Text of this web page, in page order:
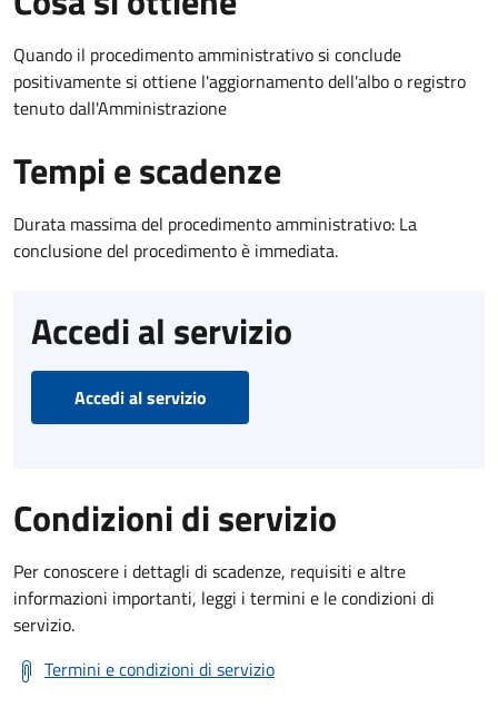
Quando il procedimento amministrativo si conclude
positivamente si ottiene l'aggiornamento dell'albo o registro
tenuto dall'Amministrazione
Tempi e scadenze
Durata massima del procedimento amministrativo: La
conclusione del procedimento è immediata.
Accedi al servizio
Accedi al servizio
Condizioni di servizio
Per conoscere i dettagli di scadenze, requisiti e altre
informazioni importanti, leggi i termini e le condizioni di
servizio.
Termini e condizioni di servizio